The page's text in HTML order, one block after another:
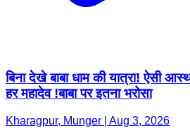
बिना देखे बाबा धाम की यात्रा! ऐसी
हर महादेव !बाबा पर इतना भरोसा
Kharagpur, Munger | Aug 3, 2026